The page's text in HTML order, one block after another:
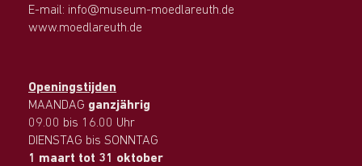
E-mail: info@museum-moedlareuth.de
www.moedlareuth.de
Openingstijden
MAANDAG ganzjährig
09.00 bis 16.00 Uhr
DIENSTAG bis SONNTAG
1 maart tot 31 oktober